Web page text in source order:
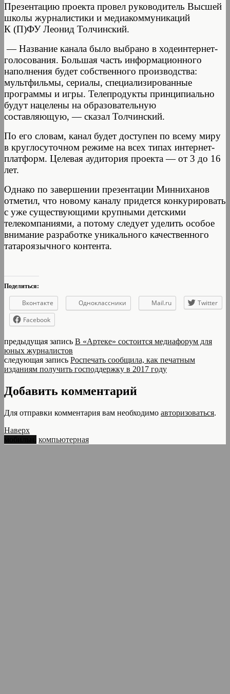
Презентацию проекта провел руководитель Высшей
школы журналистики и медиакоммуникаций
К (П)ФУ Леонид Толчинский.
— Название канала было выбрано в ходеинтернет-
голосования. Большая часть информационного
наполнения будет собственного производства:
мультфильмы, сериалы, специализированные
программы и игры. Телепродукты принципиально
будут нацелены на образовательную
составляющую, — сказал Толчинский.
По его словам, канал будет доступен по всему миру
в круглосуточном режиме на всех типах интернет-
платформ. Целевая аудитория проекта — от 3 до 16
лет.
Однако по завершении презентации Минниханов
отметил, что новому каналу придется конкурировать
с уже существующими крупными детскими
телекомпаниями, а потому следует уделить особое
внимание разработке уникального качественного
татароязычного контента.
Поделиться:
Вконтакте Одноклассники Mail.ru
Twitter
Facebook
предыдущая запись В «Артеке» состоится медиафорум для
юных журналистов
следующая запись Роспечать сообщила, как печатным
изданиям получить господдержку в 2017 году
Добавить комментарий
Для отправки комментария вам необходимо авторизоваться.
Наверх
компьютерная